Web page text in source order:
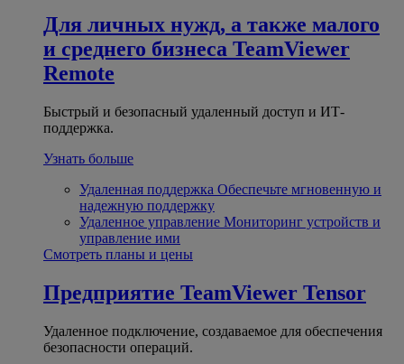
Для личных нужд, а также малого
и среднего бизнеса TeamViewer
Remote
Быстрый и безопасный удаленный доступ и ИТ-
поддержка.
Узнать больше
Удаленная поддержка Обеспечьте мгновенную и
надежную поддержку
Удаленное управление Мониторинг устройств и
управление ими
Смотреть планы и цены
Предприятие TeamViewer Tensor
Удаленное подключение, создаваемое для обеспечения
безопасности операций.